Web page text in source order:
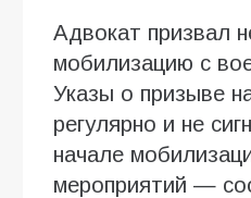
Адвокат призвал
мобилизацию с
Указы о призыве
регулярно и не
начале
мероприятий —